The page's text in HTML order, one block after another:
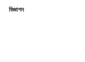
বিজ্ঞাপন